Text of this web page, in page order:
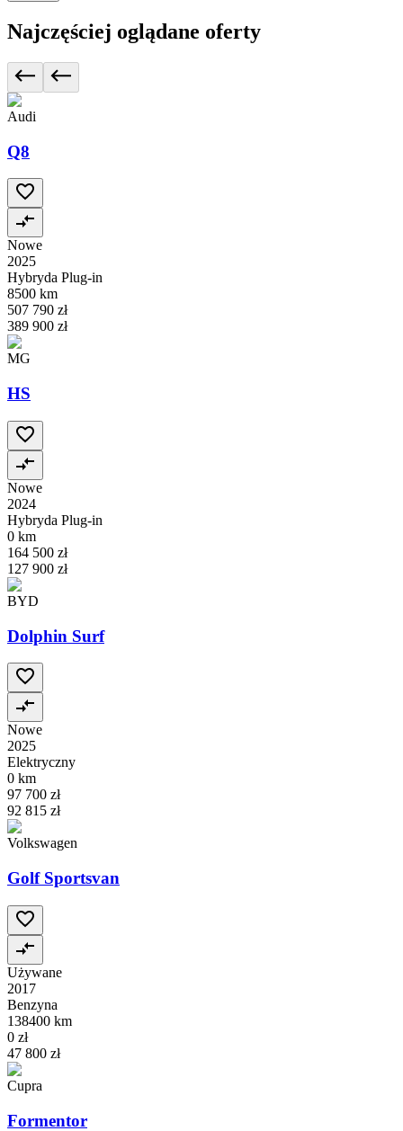
Najczęściej oglądane oferty
Audi
Q8
Nowe
2025
Hybryda Plug-in
8500 km
507 790 zł
389 900 zł
MG
HS
Nowe
2024
Hybryda Plug-in
0 km
164 500 zł
127 900 zł
BYD
Dolphin Surf
Nowe
2025
Elektryczny
0 km
97 700 zł
92 815 zł
Volkswagen
Golf Sportsvan
Używane
2017
Benzyna
138400 km
0 zł
47 800 zł
Cupra
Formentor